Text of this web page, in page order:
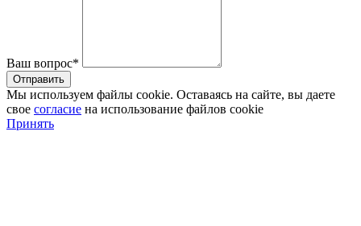
Ваш вопрос*
Мы используем файлы cookie. Оставаясь на сайте, вы даете
свое согласие на использование файлов cookie
Принять